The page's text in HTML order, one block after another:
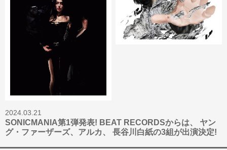
2024.03.21
SONICMANIA第1弾発表! BEAT RECORDSからは、 ヤン
グ・ファーザーズ、アルカ、 長谷川白紙の3組が出演決定!